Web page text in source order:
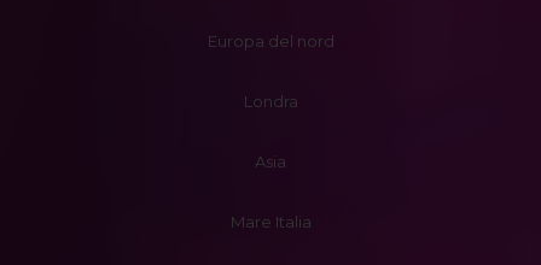
Europa del nord
Londra
Asia
Mare Italia